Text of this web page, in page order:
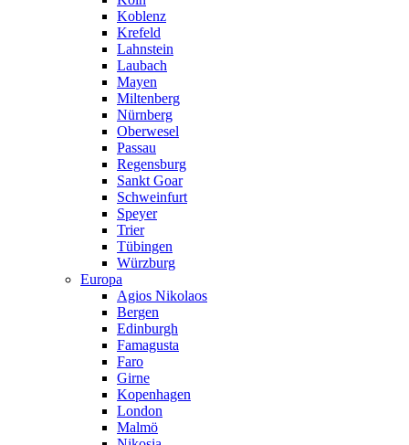
Koblenz
Krefeld
Lahnstein
Laubach
Mayen
Miltenberg
Nürnberg
Oberwesel
Passau
Regensburg
Sankt Goar
Schweinfurt
Speyer
Trier
Tübingen
Würzburg
Europa
Agios Nikolaos
Bergen
Edinburgh
Famagusta
Faro
Girne
Kopenhagen
London
Malmö